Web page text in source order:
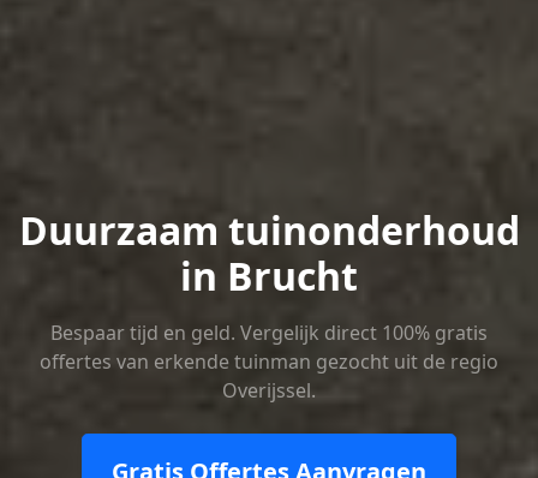
Duurzaam tuinonderhoud
in Brucht
Bespaar tijd en geld. Vergelijk direct 100% gratis
offertes van erkende tuinman gezocht uit de regio
Overijssel.
Gratis Offertes Aanvragen